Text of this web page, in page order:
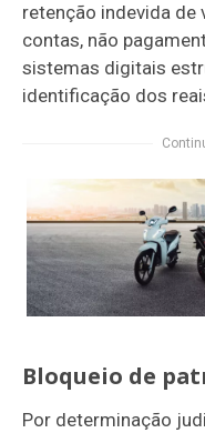
retenção indevida de
contas, não
sistemas digitais
identificação dos
Bloqueio de
Por determinação